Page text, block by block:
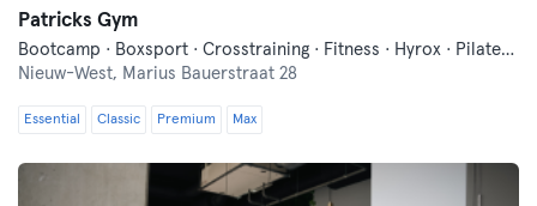
Patricks Gym
Bootcamp · Boxsport · Crosstraining · Fitness · Hyrox · Pilates · Pilates Reformer
Nieuw-West, Marius Bauerstraat 28
Essential Classic Premium Max